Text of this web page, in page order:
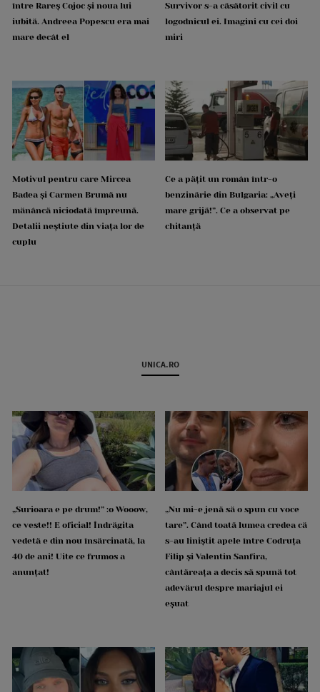
între Rareș Cojoc și noua lui
iubită. Andreea Popescu era mai
mare decât el
Survivor s-a căsătorit civil cu
logodnicul ei. Imagini cu cei doi
miri
Motivul pentru care Mircea
Badea și Carmen Brumă nu
mănâncă niciodată împreună.
Detalii neștiute din viața lor de
cuplu
Ce a pățit un român într-o
benzinărie din Bulgaria: „Aveți
mare grijă!”. Ce a observat pe
chitanță
UNICA.RO
„Surioara e pe drum!” :o Wooow,
ce veste!! E oficial! Îndrăgita
vedetă e din nou însărcinată, la
40 de ani! Uite ce frumos a
anunțat!
„Nu mi-e jenă să o spun cu voce
tare”. Când toată lumea credea că
s-au liniștit apele între Codruța
Filip și Valentin Sanfira,
cântăreața a decis să spună tot
adevărul despre mariajul ei
eșuat